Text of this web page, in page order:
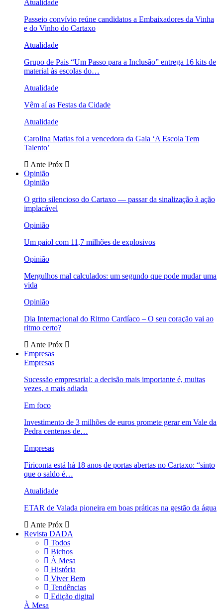
Atualidade
Passeio convívio reúne candidatos a Embaixadores da Vinha
e do Vinho do Cartaxo
Atualidade
Grupo de Pais “Um Passo para a Inclusão” entrega 16 kits de
material às escolas do…
Atualidade
Vêm aí as Festas da Cidade
Atualidade
Carolina Matias foi a vencedora da Gala ‘A Escola Tem
Talento’
Ante Próx
Opinião
Opinião
O grito silencioso do Cartaxo — passar da sinalização à ação
implacável
Opinião
Um paiol com 11,7 milhões de explosivos
Opinião
Mergulhos mal calculados: um segundo que pode mudar uma
vida
Opinião
Dia Internacional do Ritmo Cardíaco – O seu coração vai ao
ritmo certo?
Ante Próx
Empresas
Empresas
Sucessão empresarial: a decisão mais importante é, muitas
vezes, a mais adiada
Em foco
Investimento de 3 milhões de euros promete gerar em Vale da
Pedra centenas de…
Empresas
Firiconta está há 18 anos de portas abertas no Cartaxo: “sinto
que o saldo é…
Atualidade
ETAR de Valada pioneira em boas práticas na gestão da água
Ante Próx
Revista DADA
Todos
Bichos
À Mesa
História
Viver Bem
Tendências
Edição digital
À Mesa